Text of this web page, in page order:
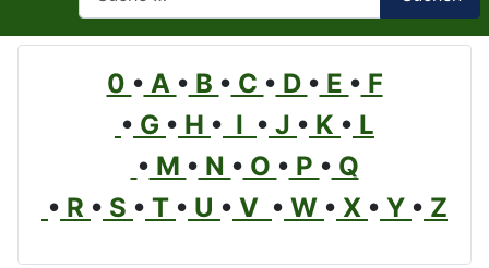
0 • A • B • C • D • E • F
• G • H • I • J • K • L
• M • N • O • P • Q
• R • S • T • U • V • W • X • Y • Z